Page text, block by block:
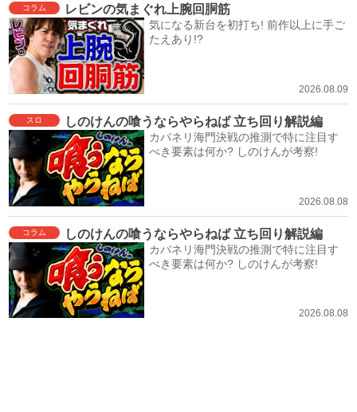
コラム レビンの気まぐれ上腕回胴筋
気になる新台を初打ち! 前作以上に手ご
たえあり!?
2026.08.09
スロ しのけんの喰うならやらねば 立ち回り解説編
カバネリ海門決戦の推測で特に注目す
べき要素は何か? しのけんが考察!
2026.08.08
コラム しのけんの喰うならやらねば 立ち回り解説編
カバネリ海門決戦の推測で特に注目す
べき要素は何か? しのけんが考察!
2026.08.08